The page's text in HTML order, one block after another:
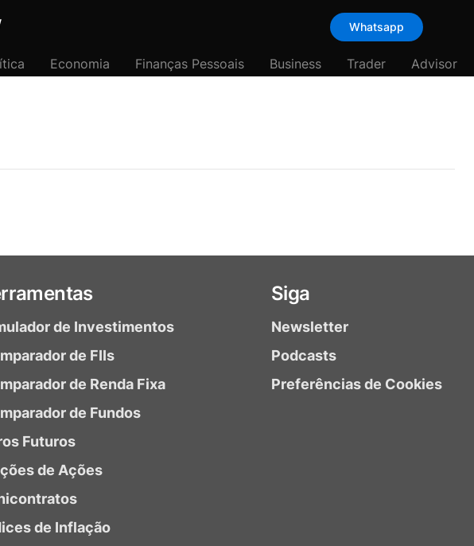
Whatsapp
Economia Finanças Pessoais Business Trader Advisor
de Investimentos
de FIIs
de Renda Fixa
de Fundos
Futuros
de Ações
de Inflação
Siga
Newsletter
Podcasts
Preferências de Cookies